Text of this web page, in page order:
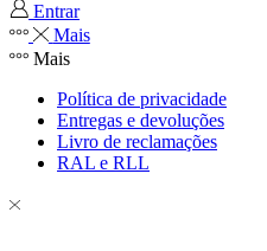
Entrar
Mais
Mais
Política de privacidade
Entregas e devoluções
Livro de reclamações
RAL e RLL